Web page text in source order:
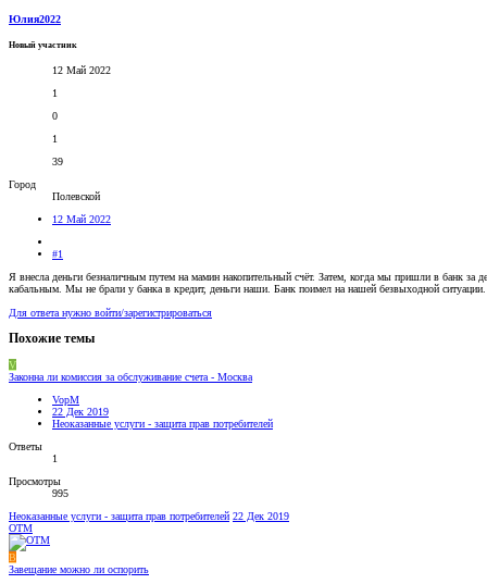
Юлия2022
Новый участник
12 Май 2022
1
0
1
39
Город
Полевской
12 Май 2022
#1
Я внесла деньги безналичным путем на мамин накопительный счёт. Затем, когда мы пришли в банк за
кабальным. Мы не брали у банка в кредит, деньги наши. Банк поимел на нашей безвыходной
Для ответа нужно войти/зарегистрироваться
Похожие темы
V
Законна ли комиссия за обслуживание счета - Москва
VopM
22 Дек 2019
Неоказанные услуги - защита прав потребителей
Ответы
1
Просмотры
995
Неоказанные услуги - защита прав потребителей 22 Дек 2019
OTM
B
Завещание можно ли оспорить